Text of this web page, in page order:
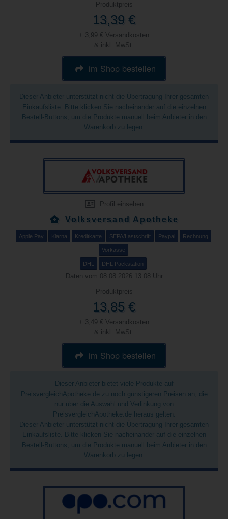
Produktpreis
13,39 €
+ 3,99 € Versandkosten
& inkl. MwSt.
im Shop bestellen
Dieser Anbieter unterstützt nicht die Übertragung Ihrer gesamten
Einkaufsliste. Bitte klicken Sie nacheinander auf die einzelnen
Bestell-Buttons, um die Produkte manuell beim Anbieter in den
Warenkorb zu legen.
Profil einsehen
Volksversand Apotheke
Apple Pay Klarna Kreditkarte SEPA/Lastschrift Paypal Rechnung
Vorkasse
DHL DHL Packstation
Daten vom 08.08.2026 13:08 Uhr
Produktpreis
13,85 €
+ 3,49 € Versandkosten
& inkl. MwSt.
im Shop bestellen
Dieser Anbieter bietet viele Produkte auf
PreisvergleichApotheke.de zu noch günstigeren Preisen an, die
nur über die Auswahl und Verlinkung von
PreisvergleichApotheke.de heraus gelten.
Dieser Anbieter unterstützt nicht die Übertragung Ihrer gesamten
Einkaufsliste. Bitte klicken Sie nacheinander auf die einzelnen
Bestell-Buttons, um die Produkte manuell beim Anbieter in den
Warenkorb zu legen.